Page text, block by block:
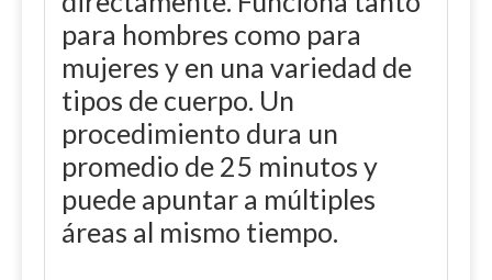
para hombres como para
mujeres y en una variedad de
tipos de cuerpo. Un
procedimiento dura un
promedio de 25 minutos y
puede apuntar a múltiples
áreas al mismo tiempo.